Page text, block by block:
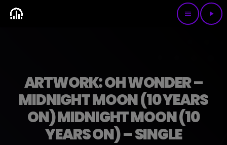
menu play_arrow
ARTWORK: OH WONDER –
MIDNIGHT MOON (10 YEARS
ON) MIDNIGHT MOON (10
YEARS ON) – SINGLE